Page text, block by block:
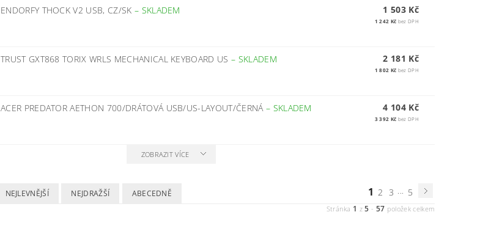
ENDORFY THOCK V2 USB, CZ/SK – SKLADEM 1 503 Kč
1 242 Kč bez DPH
TRUST GXT868 TORIX WRLS MECHANICAL KEYBOARD US – SKLADEM 2 181 Kč
1 802 Kč bez DPH
ACER PREDATOR AETHON 700/DRÁTOVÁ USB/US-LAYOUT/ČERNÁ – SKLADEM 4 104 Kč
3 392 Kč bez DPH
ZOBRAZIT VÍCE
NEJLEVNĚJŠÍ NEJDRAŽŠÍ ABECEDNĚ 1 2 3 ... 5
Stránka 1 z5 - 57 položek celkem